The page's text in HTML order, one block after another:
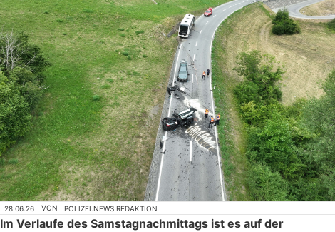
28.06.26 VON POLIZEI.NEWS REDAKTION
Im Verlaufe des Samstagnachmittags ist es auf der